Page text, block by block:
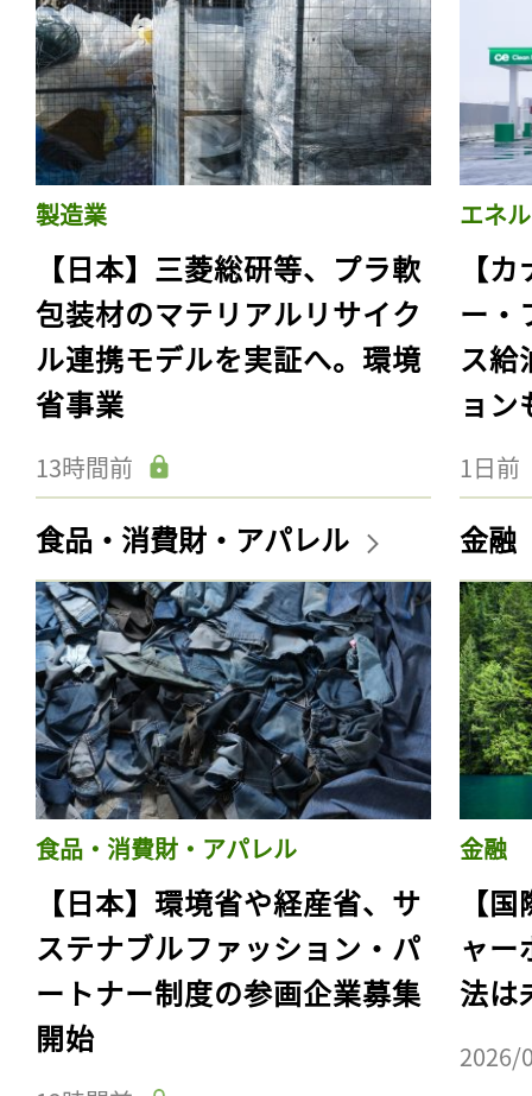
製造業
【日本】三菱総研等、プラ軟
包装材のマテリアルリサイク
ル連携モデルを実証へ。環境
省事業
13時間前
エネ
【
ー・
ス給
ョン
1日前
食品・消費財・アパレル
食品・消費財・アパレル
【日本】環境省や経産省、サ
ステナブルファッション・パ
ートナー制度の参画企業募集
開始
金融
金融
【
ャー
法は
2026/